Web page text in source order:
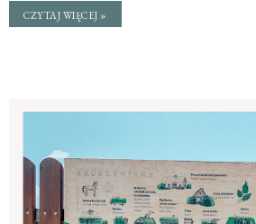
CZYTAJ WIĘCEJ »